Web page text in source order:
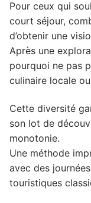
Pour ceux qui
court séjour,
d’obtenir une
Après une
pourquoi ne pas
culinaire locale
Cette diversité
son lot de
monotonie.
Une méthode
avec des
touristiques